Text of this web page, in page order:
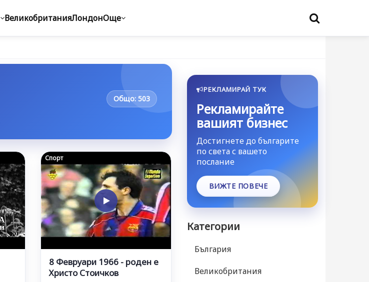
ВеликобританияЛондонОще
Общо: 503
Спорт
8 Февруари 1966 - роден е
Христо Стоичков
РЕКЛАМИРАЙ ТУК
Рекламирайте
вашият бизнес
Достигнете до българите
по света с вашето
послание
ВИЖТЕ ПОВЕЧЕ
Категории
България
Великобритания